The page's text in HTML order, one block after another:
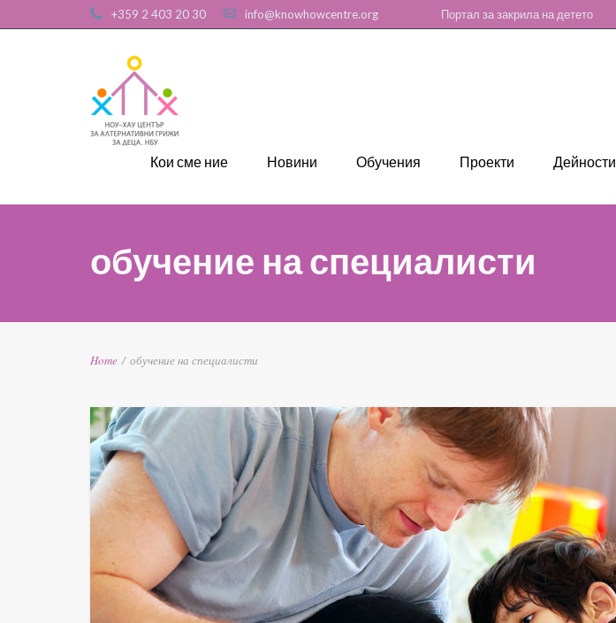
+359 2 403 20 30 info@knowhowcentre.org Портал за закрила на детето
Кои сме ние Новини Обучения Проекти Дейности
обучение на специалисти
Home / обучение на специалисти